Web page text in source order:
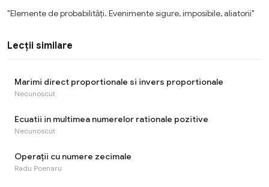
"Elemente de probabilități. Evenimente sigure, imposibile, aliatorii"
Lecții similare
Marimi direct proportionale si invers proportionale
Necunoscut
Ecuatii in multimea numerelor rationale pozitive
Necunoscut
Operaţii cu numere zecimale
Radu Poenaru